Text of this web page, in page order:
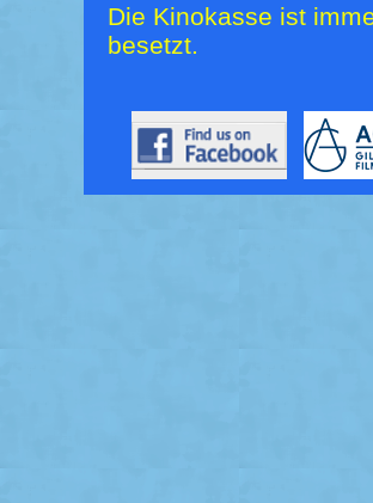
Die Kinokasse ist
besetzt.